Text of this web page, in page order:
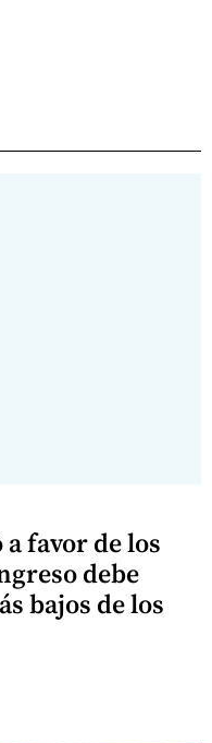
favor de los
debe
bajos de los